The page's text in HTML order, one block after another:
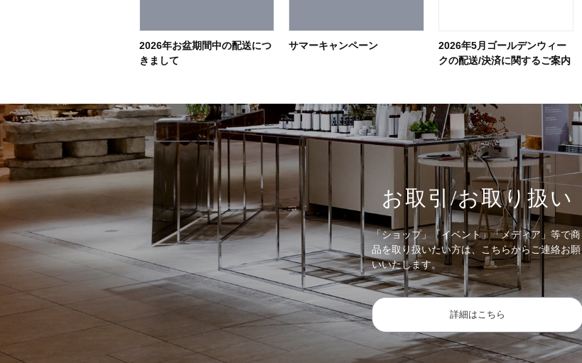
2026年お盆期間中の配送につ
きまして
サマーキャンペーン
2026年5月ゴールデンウィー
クの配送/決済に関するご案内
お取引/お取り扱い
「ショップ」「イベント」「メディア」等で商
品を取り扱いたい方は、こちらからご連絡お願
いいたします。
詳細はこちら